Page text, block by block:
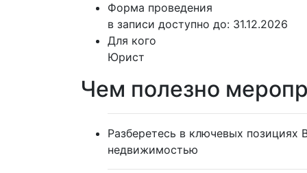
Форма проведения
в записи доступно до: 31.12.2026
Для кого
Юрист
Чем полезно
Разберетесь в ключевых позициях
недвижимостью